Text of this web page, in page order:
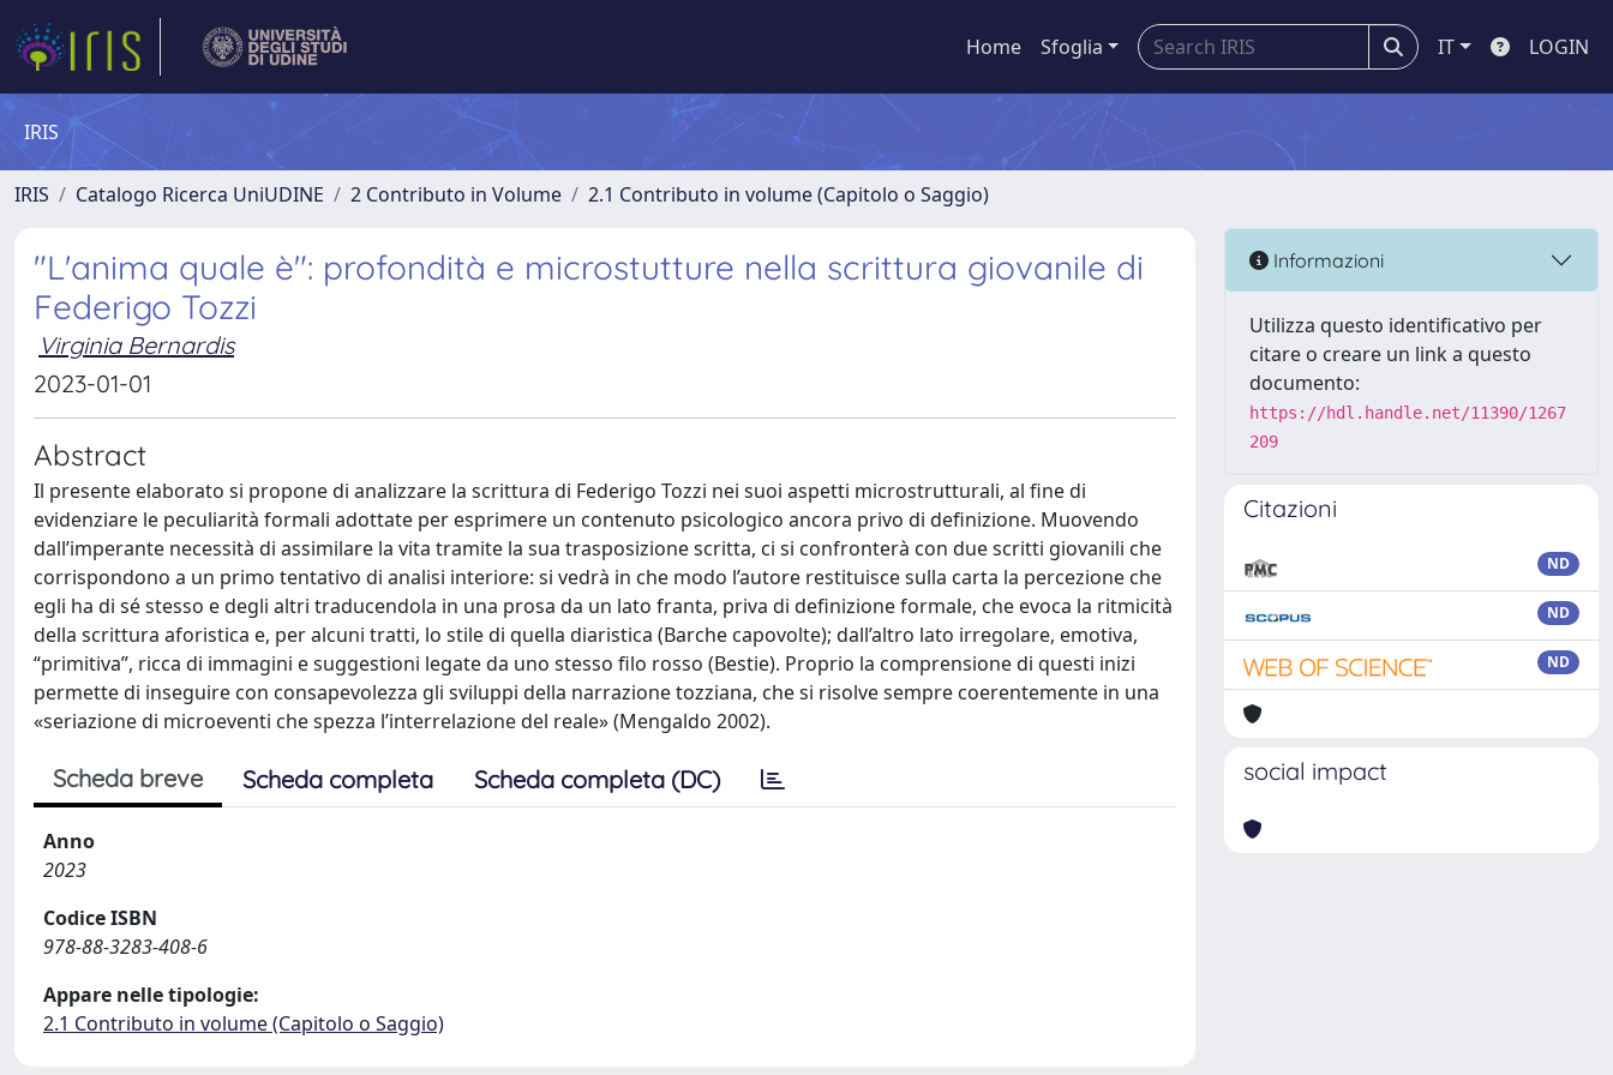
Home Sfoglia IT LOGIN
IRIS
IRIS Catalogo Ricerca UniUDINE 2 Contributo in Volume 2.1 Contributo in volume (Capitolo o Saggio)
"L'anima quale è": profondità e microstutture nella scrittura giovanile di
Federigo Tozzi
Virginia Bernardis
2023-01-01
Abstract
Il presente elaborato si propone di analizzare la scrittura di Federigo Tozzi nei suoi aspetti microstrutturali, al fine di
evidenziare le peculiarità formali adottate per esprimere un contenuto psicologico ancora privo di definizione. Muovendo
dall’imperante necessità di assimilare la vita tramite la sua trasposizione scritta, ci si confronterà con due scritti giovanili che
corrispondono a un primo tentativo di analisi interiore: si vedrà in che modo l’autore restituisce sulla carta la percezione che
egli ha di sé stesso e degli altri traducendola in una prosa da un lato franta, priva di definizione formale, che evoca la ritmicità
della scrittura aforistica e, per alcuni tratti, lo stile di quella diaristica (Barche capovolte); dall’altro lato irregolare, emotiva,
“primitiva”, ricca di immagini e suggestioni legate da uno stesso filo rosso (Bestie). Proprio la comprensione di questi inizi
permette di inseguire con consapevolezza gli sviluppi della narrazione tozziana, che si risolve sempre coerentemente in una
«seriazione di microeventi che spezza l’interrelazione del reale» (Mengaldo 2002).
Scheda breve Scheda completa Scheda completa (DC)
Anno
2023
Codice ISBN
978-88-3283-408-6
Appare nelle tipologie:
2.1 Contributo in volume (Capitolo o Saggio)
Informazioni
Utilizza questo identificativo per
citare o creare un link a questo
documento:
https://hdl.handle.net/11390/1267
209
Citazioni
ND
ND
ND
social impact